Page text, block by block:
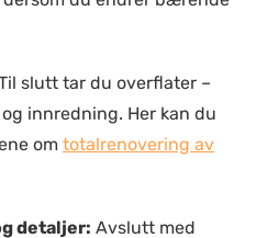
slutt tar du overflater –
innredning. Her kan du
om totalrenovering av
detaljer: Avslutt med